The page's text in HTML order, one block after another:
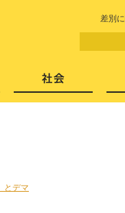
差別
とデマ
スキャンダル